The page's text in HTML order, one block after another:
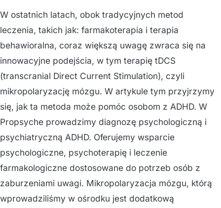
W ostatnich latach, obok tradycyjnych metod
leczenia, takich jak: farmakoterapia i terapia
behawioralna, coraz większą uwagę zwraca się na
innowacyjne podejścia, w tym terapię tDCS
(transcranial Direct Current Stimulation), czyli
mikropolaryzację mózgu. W artykule tym przyjrzymy
się, jak ta metoda może pomóc osobom z ADHD. W
Propsyche prowadzimy diagnozę psychologiczną i
psychiatryczną ADHD. Oferujemy wsparcie
psychologiczne, psychoterapię i leczenie
farmakologiczne dostosowane do potrzeb osób z
zaburzeniami uwagi. Mikropolaryzacja mózgu, którą
wprowadziliśmy w ośrodku jest dodatkową